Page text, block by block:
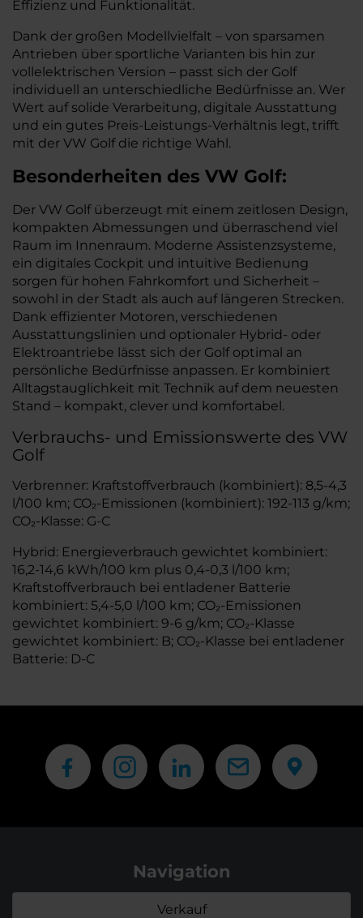
Effizienz und Funktionalität.
Dank der großen Modellvielfalt – von sparsamen
Antrieben über sportliche Varianten bis hin zur
vollelektrischen Version – passt sich der Golf
individuell an unterschiedliche Bedürfnisse an. Wer
Wert auf solide Verarbeitung, digitale Ausstattung
und ein gutes Preis-Leistungs-Verhältnis legt, trifft
mit der VW Golf die richtige Wahl.
Besonderheiten des VW Golf:
Der VW Golf überzeugt mit einem zeitlosen Design,
kompakten Abmessungen und überraschend viel
Raum im Innenraum. Moderne Assistenzsysteme,
ein digitales Cockpit und intuitive Bedienung
sorgen für hohen Fahrkomfort und Sicherheit –
sowohl in der Stadt als auch auf längeren Strecken.
Dank effizienter Motoren, verschiedenen
Ausstattungslinien und optionaler Hybrid- oder
Elektroantriebe lässt sich der Golf optimal an
persönliche Bedürfnisse anpassen. Er kombiniert
Alltagstauglichkeit mit Technik auf dem neuesten
Stand – kompakt, clever und komfortabel.
Verbrauchs- und Emissionswerte des VW
Golf
Verbrenner: Kraftstoffverbrauch (kombiniert): 8,5-4,3
l/100 km; CO₂-Emissionen (kombiniert): 192-113 g/km;
CO₂-Klasse: G-C
Hybrid: Energieverbrauch gewichtet kombiniert:
16,2-14,6 kWh/100 km plus 0,4-0,3 l/100 km;
Kraftstoffverbrauch bei entladener Batterie
kombiniert: 5,4-5,0 l/100 km; CO₂-Emissionen
gewichtet kombiniert: 9-6 g/km; CO₂-Klasse
gewichtet kombiniert: B; CO₂-Klasse bei entladener
Batterie: D-C
Navigation
Verkauf